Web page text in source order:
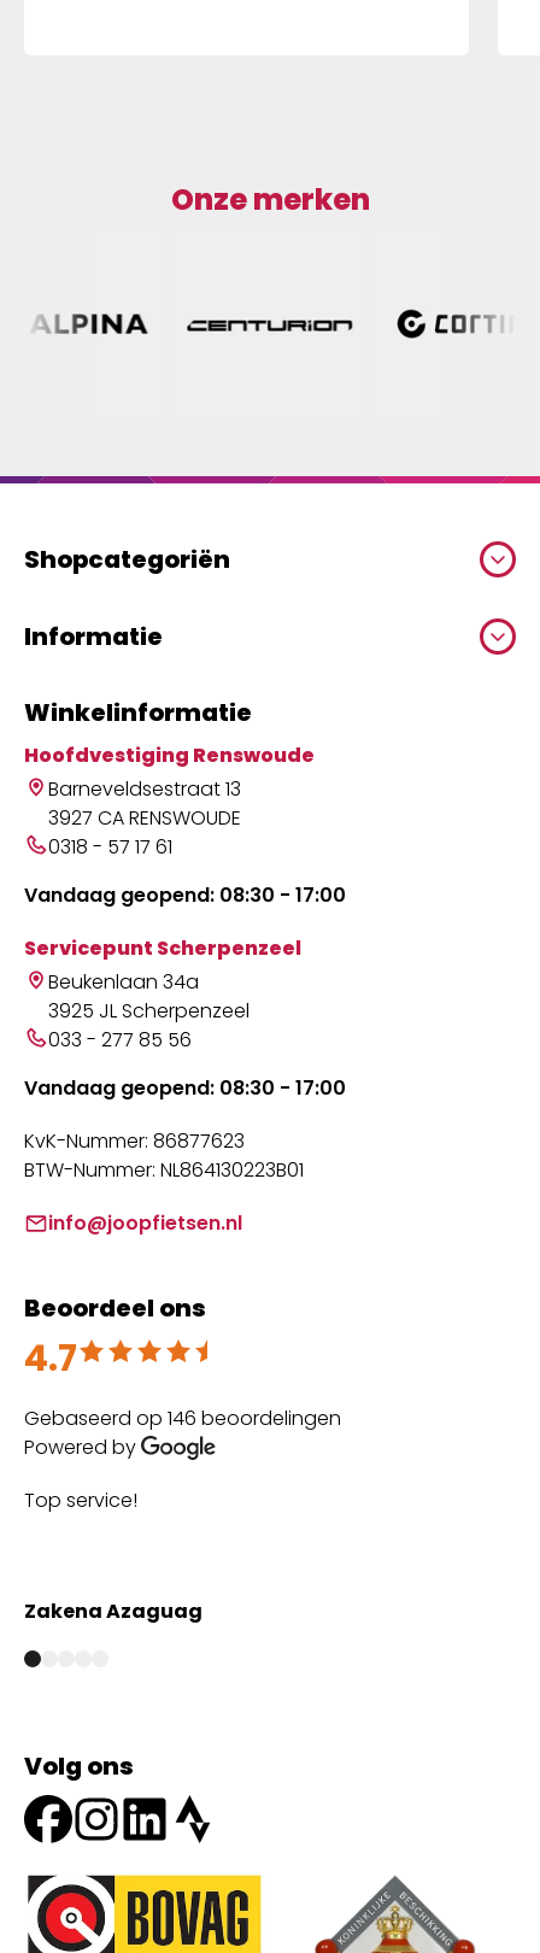
Onze merken
Shopcategoriën
Informatie
Winkelinformatie
Hoofdvestiging Renswoude
Barneveldsestraat 13
3927 CA RENSWOUDE
0318 - 57 17 61
Vandaag geopend: 08:30 - 17:00
Servicepunt Scherpenzeel
Beukenlaan 34a
3925 JL Scherpenzeel
033 - 277 85 56
Vandaag geopend: 08:30 - 17:00
KvK-Nummer: 86877623
BTW-Nummer: NL864130223B01
info@joopfietsen.nl
Beoordeel ons
4.7
Beoordeeld met 4.7 uit 5
Gebaseerd op 146 beoordelingen
Powered by
Top service!
Zakena Azaguag
Volg ons
Onze partners